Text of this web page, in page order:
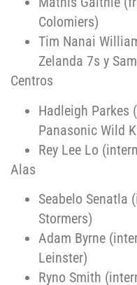
Colomiers)
Tim Nanai
Zelanda 7s y
Centros
Hadleigh Parkes
Panasonic Wild
Rey Lee Lo
Alas
Seabelo Senatla
Stormers)
Adam Byrne
Leinster)
Ryno Smith